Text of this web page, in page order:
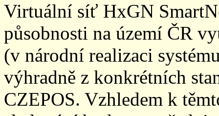
Virtuální síť HxGN
působnosti na území ČR
(v národní realizaci
výhradně z konkrétních
CZEPOS. Vzhledem k